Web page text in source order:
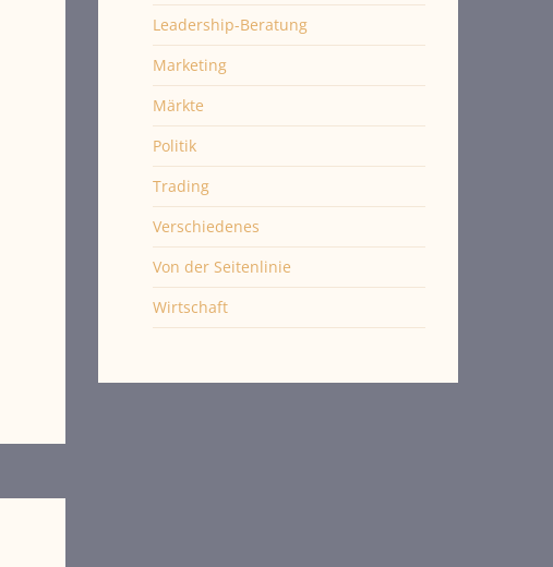
Leadership-Beratung
Marketing
Märkte
Politik
Trading
Verschiedenes
Von der Seitenlinie
Wirtschaft